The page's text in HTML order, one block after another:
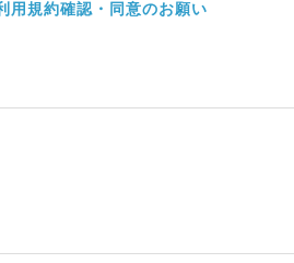
用規約確認・同意のお願い